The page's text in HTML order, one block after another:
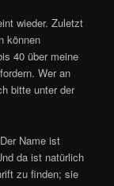
wieder. Zuletzt
können
40 über meine
Wer an
bitte unter der
Name ist
da ist natürlich
zu finden; sie